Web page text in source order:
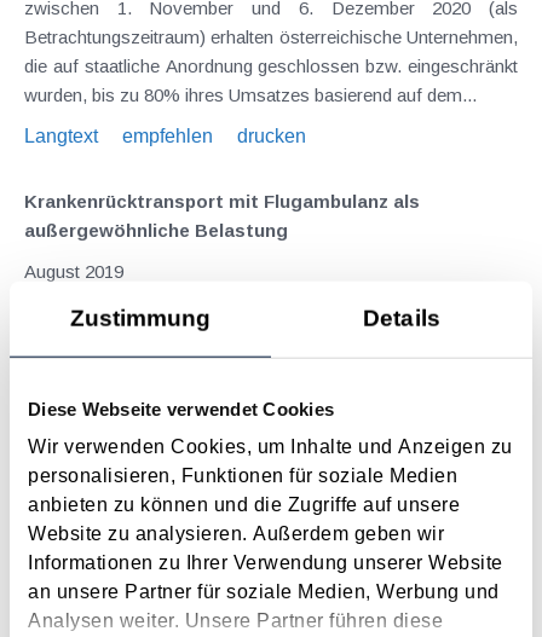
Zustimmung Details
Diese Webseite verwendet Cookies
Wir verwenden Cookies, um Inhalte und Anzeigen zu
personalisieren, Funktionen für soziale Medien
anbieten zu können und die Zugriffe auf unsere
Website zu analysieren. Außerdem geben wir
Informationen zu Ihrer Verwendung unserer Website
an unsere Partner für soziale Medien, Werbung und
Analysen weiter. Unsere Partner führen diese
zwischen 1. November und 6. Dezember 2020 (als
Betrachtungszeitraum) erhalten österreichische Unternehmen,
die auf staatliche Anordnung geschlossen bzw. eingeschränkt
wurden, bis zu 80% ihres Umsatzes basierend auf dem...
Langtext
empfehlen drucken
Krankenrücktransport mit Flugambulanz als
außergewöhnliche Belastung
August 2019
Unfälle während des Urlaubs sind oftmals doppelt tragisch -
passieren, zu unerwartet hohen Kosten führen. So hatte sich
Langtext
empfehlen drucken
Hauptwohnsitzbefreiung erfordert entgeltlichen
Erwerb der Immobilie
März 2018